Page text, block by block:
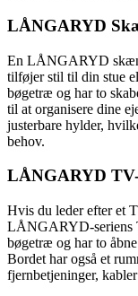
LÅNGARYD
En LÅNGARYD
tilføjer stil til din stue
bøgetræ og har to
til at organisere dine
justerbare hylder,
behov.
LÅNGARYD
Hvis du leder efter et
LÅNGARYD-seriens
bøgetræ og har to
Bordet har også et
fjernbetjeninger,